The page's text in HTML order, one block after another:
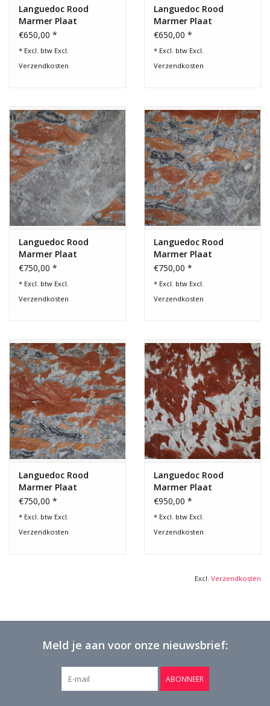
Languedoc Rood
Marmer Plaat
€650,00 *
* Excl. btw Excl.
Verzendkosten
Languedoc Rood
Marmer Plaat
€650,00 *
* Excl. btw Excl.
Verzendkosten
Languedoc Rood
Marmer Plaat
€750,00 *
* Excl. btw Excl.
Verzendkosten
Languedoc Rood
Marmer Plaat
€750,00 *
* Excl. btw Excl.
Verzendkosten
Languedoc Rood
Marmer Plaat
€750,00 *
* Excl. btw Excl.
Verzendkosten
Languedoc Rood
Marmer Plaat
Fragment
€950,00 *
* Excl. btw Excl.
Verzendkosten
Excl. Verzendkosten
Meld je aan voor onze nieuwsbrief:
ABONNEER